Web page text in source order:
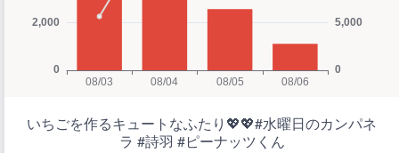
いちごを作るキュートなふたり💖💖#水曜日のカンパネ
ラ #詩羽 #ピーナッツくん